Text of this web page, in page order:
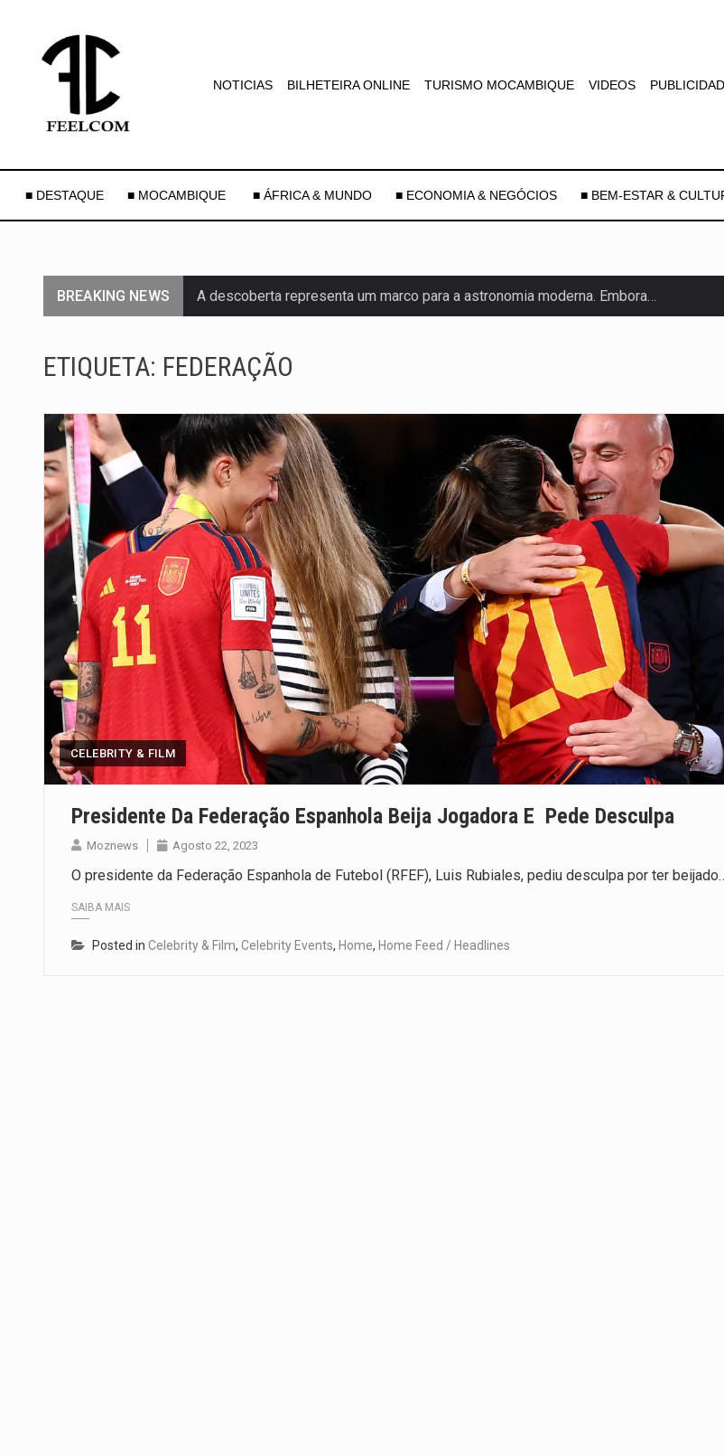
NOTICIAS BILHETEIRA ONLINE TURISMO MOCAMBIQUE VIDEOS
■ DESTAQUE ■ MOCAMBIQUE ■ ÁFRICA & MUNDO ■ ECONOMIA & NEGÓCIOS ■ BEM-ESTAR &
BREAKING NEWS A descoberta representa um marco para a astronomia moderna. Embora…
De acordo com as autoridades de saúde da Faixa de…
Um dos casos mais graves envolveu a residência de Sam…
A cidade de Bunia, capital da província de Ituri, tornou-se…
O pagamento marca o desfecho de um dos processos mais…
O programa, cuja implementação está prevista entre abril de 2026…
A nova legislação estabelece um prazo de 180 dias para…
O Departamento de Estado norte-americano confirmou que cidadãos dos Estados…
A final coloca frente a frente duas equipas que chegaram…
ETIQUETA: FEDERAÇÃO
CELEBRITY & FILM
Presidente Da Federação Espanhola Beija Jogadora E Pede Desculpa
Moznews Agosto 22, 2023
O presidente da Federação Espanhola de Futebol (RFEF), Luis Rubiales, pediu desculpa por ter
SAIBA MAIS
Posted in Celebrity & Film, Celebrity Events, Home, Home Feed / Headlines